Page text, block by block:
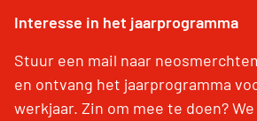
Interesse in het jaarprogramma
Stuur een mail naar
en ontvang het jaarprogramma
werkjaar. Zin om mee te doen?